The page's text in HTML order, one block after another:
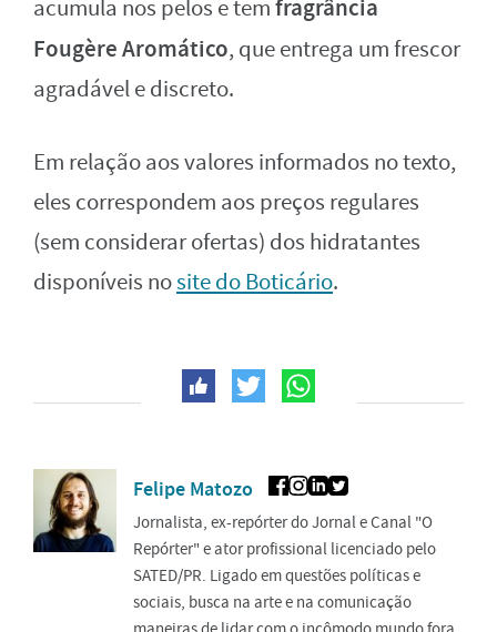
acumula nos pelos e temfragrância
Fougère Aromático, que entrega um frescor
agradável e discreto.
Em relação aos valores informados no texto,
eles correspondem aos preços regulares
(sem considerar ofertas) dos hidratantes
disponíveis nosite do Boticário.
Felipe Matozo
Jornalista, ex-repórter do Jornal e Canal "O
Repórter" e ator profissional licenciado pelo
SATED/PR. Ligado em questões políticas e
sociais, busca na arte e na comunicação